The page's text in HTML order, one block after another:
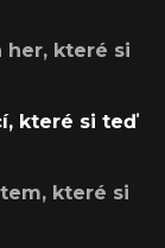
her, které si
které si teď
které si